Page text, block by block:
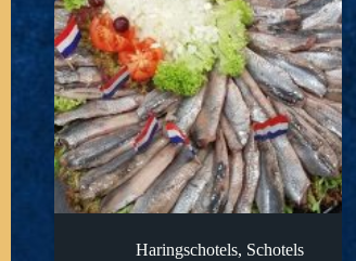
Haringschotels, Schotels